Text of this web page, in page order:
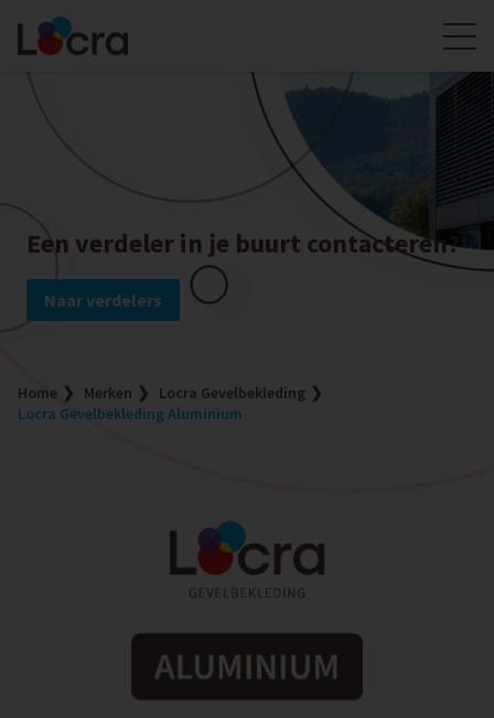
Een verdeler in je buurt contacteren?
Naar verdelers
Home Merken
Locra Gevelbekleding
Locra Gevelbekleding Aluminium